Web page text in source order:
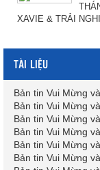
XAVIE & TRẢI
TÀI LIỆU
Bản tin Vui Mừng
Bản tin Vui Mừng
Bản tin Vui Mừng
Bản tin Vui Mừng
Bản tin Vui Mừng
Bản tin Vui Mừng